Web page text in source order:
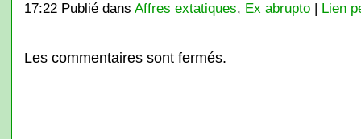
17:22 Publié dans Affres extatiques, Ex abrupto| Lien
Les commentaires sont fermés.